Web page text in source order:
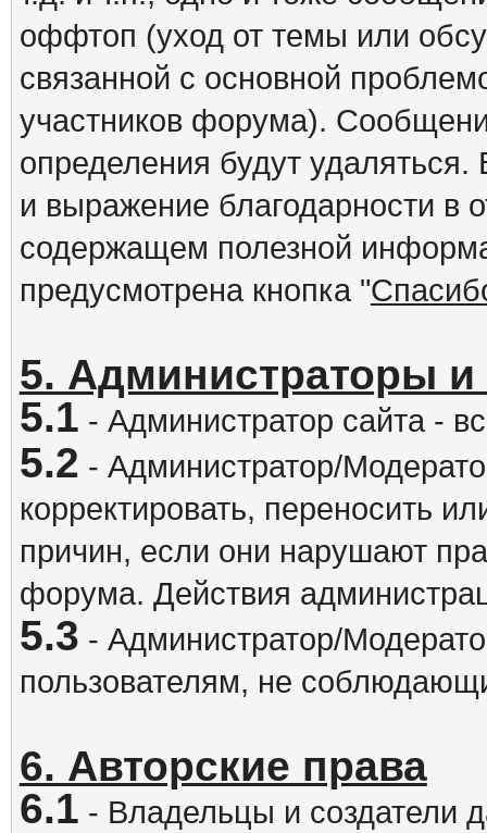
оффтоп (уход от темы или
связанной с основной
участников форума).
определения будут
и выражение благодарности в
содержащем полезной
предусмотрена кнопка "
5. Администраторы
5.1 - Администратор сайта -
5.2 - Администратор/
корректировать, переносить
причин, если они нарушают
форума. Действия
5.3 - Администратор/
пользователям, не
6. Авторские права
6.1 - Владельцы и создатели